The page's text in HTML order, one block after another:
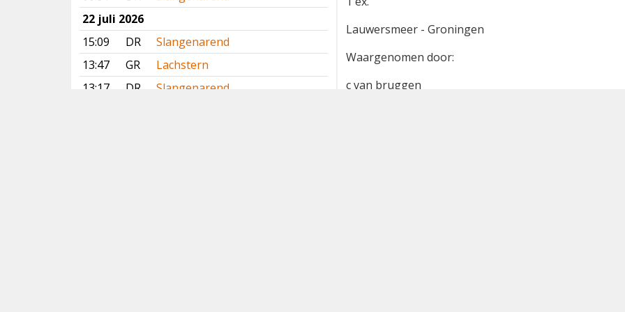
22 juli 2026
15:09
DR
Slangenarend
13:47
GR
Lachstern
13:17
DR
Slangenarend
Extra informatie